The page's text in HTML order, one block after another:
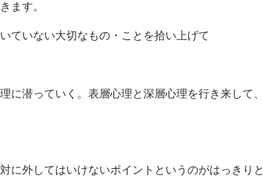
ます。
ていない大切なもの・ことを拾い上げて
に潜っていく。表層心理と深層心理を行き来して、
に外してはいけないポイントというのがはっきりと